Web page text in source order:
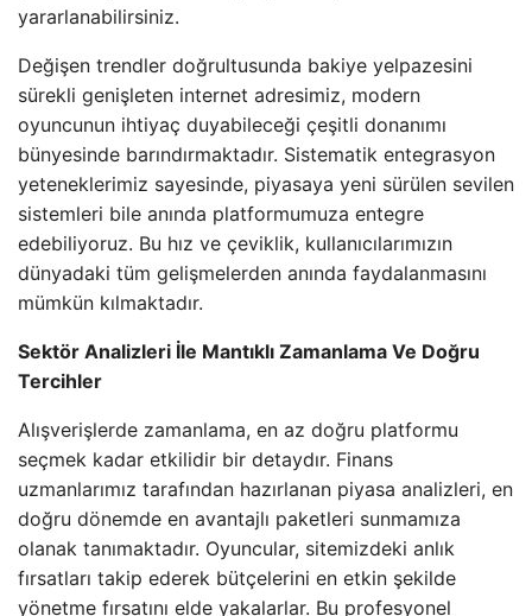
yararlanabilirsiniz.
Değişen trendler doğrultusunda bakiye yelpazesini
sürekli genişleten internet adresimiz, modern
oyuncunun ihtiyaç duyabileceği çeşitli donanımı
bünyesinde barındırmaktadır. Sistematik entegrasyon
yeteneklerimiz sayesinde, piyasaya yeni sürülen sevilen
sistemleri bile anında platformumuza entegre
edebiliyoruz. Bu hız ve çeviklik, kullanıcılarımızın
dünyadaki tüm gelişmelerden anında faydalanmasını
mümkün kılmaktadır.
Sektör Analizleri İle Mantıklı Zamanlama Ve Doğru
Tercihler
Alışverişlerde zamanlama, en az doğru platformu
seçmek kadar etkilidir bir detaydır. Finans
uzmanlarımız tarafından hazırlanan piyasa analizleri, en
doğru dönemde en avantajlı paketleri sunmamıza
olanak tanımaktadır. Oyuncular, sitemizdeki anlık
fırsatları takip ederek bütçelerini en etkin şekilde
yönetme fırsatını elde yakalarlar. Bu profesyonel